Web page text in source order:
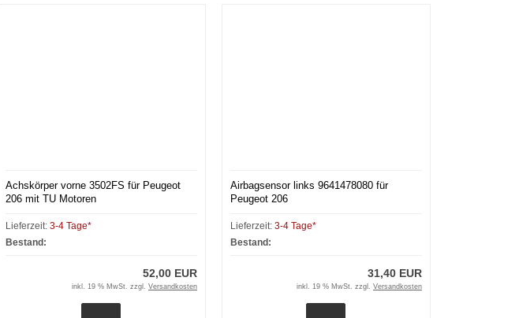
Achskörper vorne 3502FS für Peugeot
206 mit TU Motoren
Lieferzeit: 3-4 Tage*
Bestand:
52,00 EUR
inkl. 19 % MwSt. zzgl. Versandkosten
Airbagsensor links 9641478080 für
Peugeot 206
Lieferzeit: 3-4 Tage*
Bestand:
31,40 EUR
inkl. 19 % MwSt. zzgl. Versandkosten